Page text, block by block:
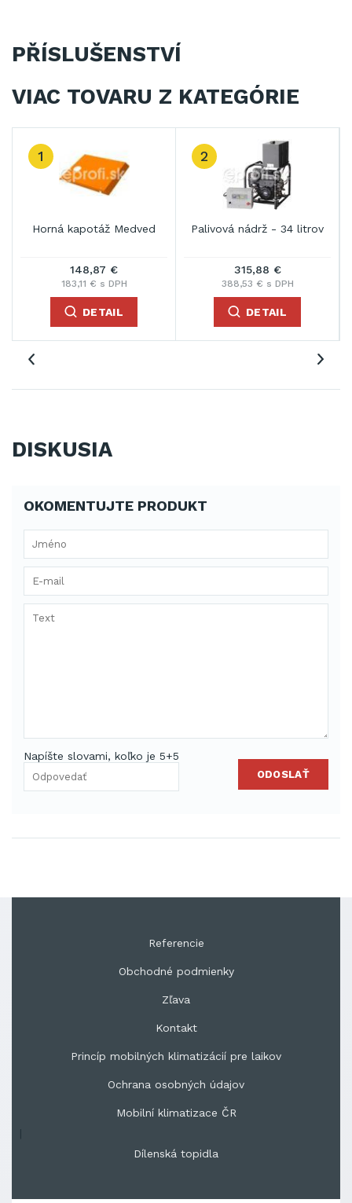
PŘÍSLUŠENSTVÍ
VIAC TOVARU Z KATEGÓRIE
1
Horná kapotáž Medved
148,87 €
183,11 € s DPH
DETAIL
2
Palivová nádrž - 34 litrov
315,88 €
388,53 € s DPH
DETAIL
DISKUSIA
OKOMENTUJTE PRODUKT
Napíšte slovami, koľko je 5+5
ODOSLAŤ
Referencie
Obchodné podmienky
Zľava
Kontakt
Princíp mobilných klimatizácií pre laikov
Ochrana osobných údajov
Mobilní klimatizace ČR
|
Dílenská topidla